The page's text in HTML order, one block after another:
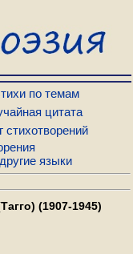
по темам
цитата
стихотворений
языки
(1907-1945)